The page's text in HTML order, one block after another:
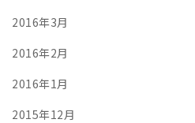
2016年3月
2016年2月
2016年1月
2015年12月